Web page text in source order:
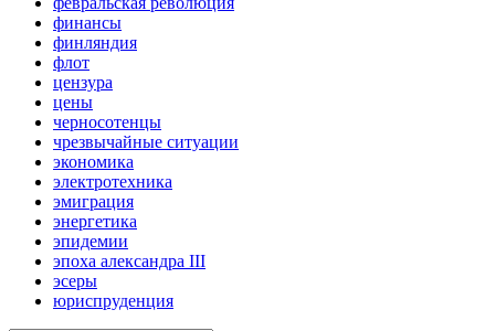
финансы
финляндия
флот
цензура
цены
черносотенцы
чрезвычайные ситуации
экономика
электротехника
эмиграция
энергетика
эпидемии
эпоха александра III
эсеры
юриспруденция